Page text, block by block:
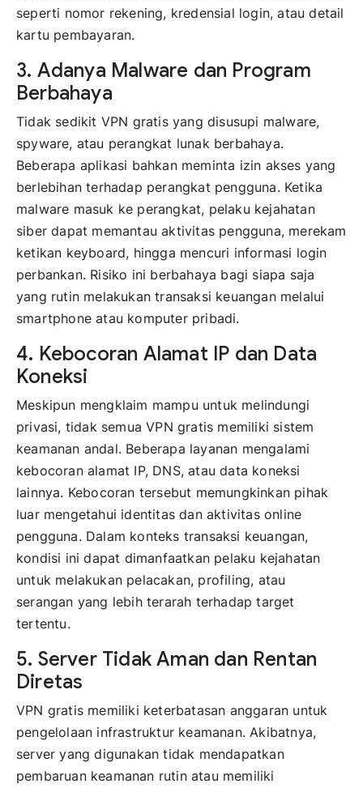
seperti nomor rekening, kredensial login, atau detail
kartu pembayaran.
3. Adanya Malware dan Program
Berbahaya
Tidak sedikit VPN gratis yang disusupi malware,
spyware, atau perangkat lunak berbahaya.
Beberapa aplikasi bahkan meminta izin akses yang
berlebihan terhadap perangkat pengguna. Ketika
malware masuk ke perangkat, pelaku kejahatan
siber dapat memantau aktivitas pengguna, merekam
ketikan keyboard, hingga mencuri informasi login
perbankan. Risiko ini berbahaya bagi siapa saja
yang rutin melakukan transaksi keuangan melalui
smartphone atau komputer pribadi.
4. Kebocoran Alamat IP dan Data
Koneksi
Meskipun mengklaim mampu untuk melindungi
privasi, tidak semua VPN gratis memiliki sistem
keamanan andal. Beberapa layanan mengalami
kebocoran alamat IP, DNS, atau data koneksi
lainnya. Kebocoran tersebut memungkinkan pihak
luar mengetahui identitas dan aktivitas online
pengguna. Dalam konteks transaksi keuangan,
kondisi ini dapat dimanfaatkan pelaku kejahatan
untuk melakukan pelacakan, profiling, atau
serangan yang lebih terarah terhadap target
tertentu.
5. Server Tidak Aman dan Rentan
Diretas
VPN gratis memiliki keterbatasan anggaran untuk
pengelolaan infrastruktur keamanan. Akibatnya,
server yang digunakan tidak mendapatkan
pembaruan keamanan rutin atau memiliki